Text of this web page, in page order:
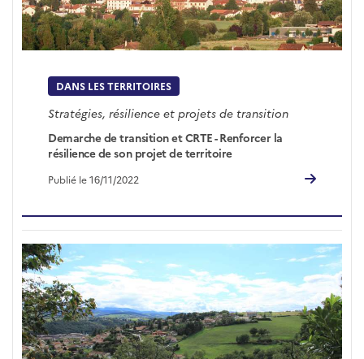
DANS LES TERRITOIRES
Stratégies, résilience et projets de transition
Demarche de transition et CRTE - Renforcer la
résilience de son projet de territoire
Publié le 16/11/2022